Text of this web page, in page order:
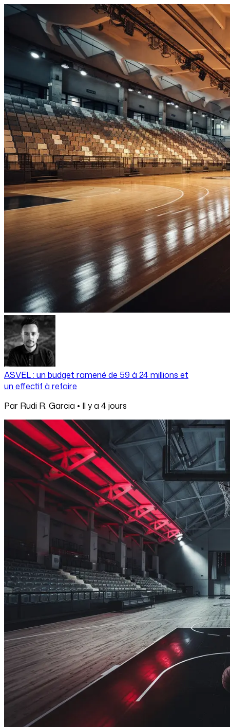
ASVEL : un budget ramené de 59 à 24 millions et
un effectif à refaire
Par Rudi R. Garcia • Il y a 4 jours